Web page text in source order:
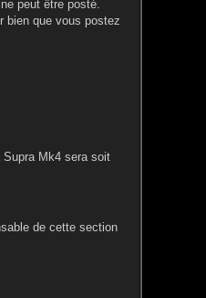
peut être posté.
bien que vous postez
Mk4 sera soit
de cette section